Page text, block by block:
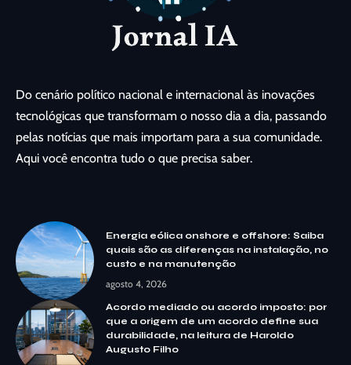
Do cenário político nacional e internacional às inovações
tecnológicas que transformam o nosso dia a dia, passando
pelas notícias que mais importam para a sua comunidade.
Aqui você encontra tudo o que precisa saber.
Energia eólica onshore e offshore: Saiba
quais são as diferenças na instalação, no
custo e na manutenção
agosto 4, 2026
Acordo mediado ou acordo imposto: por
que a origem de um acordo define sua
durabilidade, na leitura de Haroldo
Augusto Filho